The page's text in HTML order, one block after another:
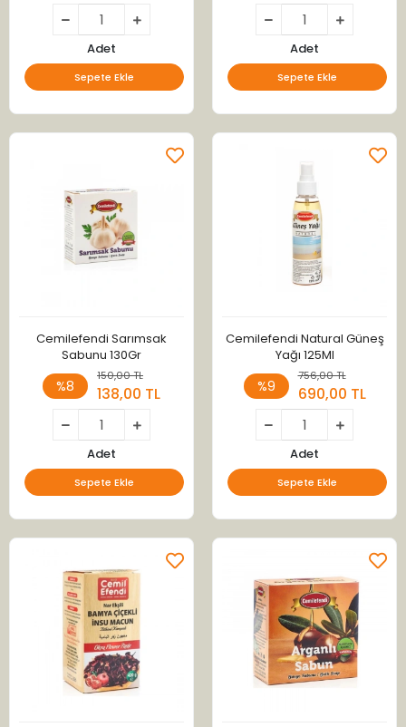
Adet
Sepete Ekle
Adet
Sepete Ekle
Cemilefendi Sarımsak
Sabunu 130Gr
%8
150,00 TL
138,00 TL
Adet
Sepete Ekle
Cemilefendi Natural Güneş
Yağı 125Ml
%9
756,00 TL
690,00 TL
Adet
Sepete Ekle